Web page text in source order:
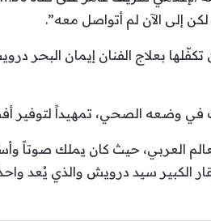
إلى الآن لم أتواصل معه”.
بعلاج الفنان إيمان البحر
في وضعه الصحي، تمهيداً لتوفير
العربي، حيث كان يملك
الكبير سيد درويش والذي يُعد